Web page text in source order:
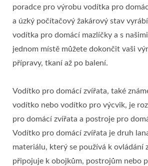
poradce pro výrobu vodítka pro
a úzký počítačový žakárový stav
vodítka pro domácí mazlíčky a s
jednom místě můžete dokončit vaši
přípravy, tkaní až po balení.
Vodítko pro domácí zvířata, také
vodítko nebo vodítko pro výcvik, je
pro domácí zvířata a postroje pro
Vodítko pro domácí zvířata je druh
materiálu, který se používá k ovládání
připojuje k obojkům, postrojům nebo